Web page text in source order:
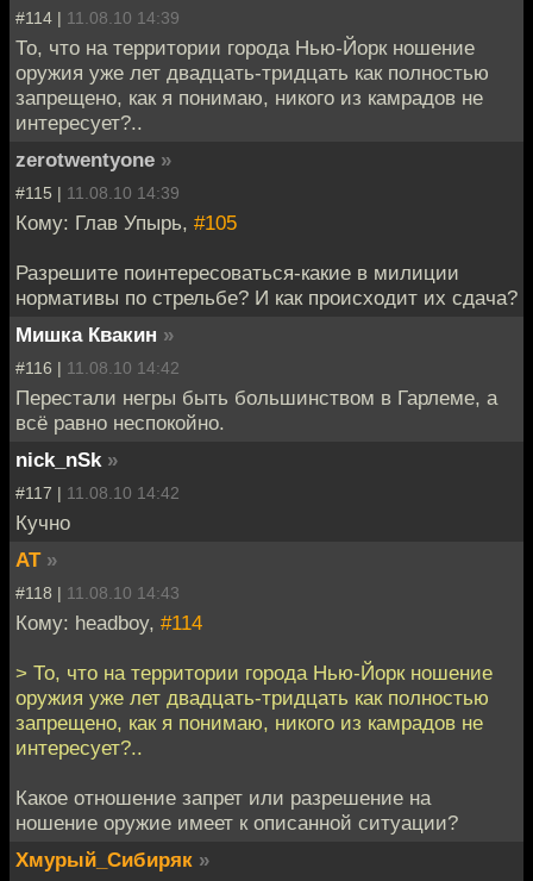
#114 | 11.08.10 14:39
То, что на территории города Нью-Йорк ношение
оружия уже лет двадцать-тридцать как полностью
запрещено, как я понимаю, никого из камрадов не
интересует?..
zerotwentyone »
#115 | 11.08.10 14:39
Кому: Глав Упырь, #105
Разрешите поинтересоваться-какие в милиции
нормативы по стрельбе? И как происходит их сдача?
Мишка Квакин »
#116 | 11.08.10 14:42
Перестали негры быть большинством в Гарлеме, а
всё равно неспокойно.
nick_nSk »
#117 | 11.08.10 14:42
Кучно
AT »
#118 | 11.08.10 14:43
Кому: headboy, #114
> То, что на территории города Нью-Йорк ношение
оружия уже лет двадцать-тридцать как полностью
запрещено, как я понимаю, никого из камрадов не
интересует?..
Какое отношение запрет или разрешение на
ношение оружие имеет к описанной ситуации?
Хмурый_Сибиряк »